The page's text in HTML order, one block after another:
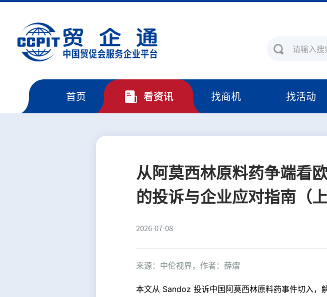
首页 看资讯 找商机 找活动
从阿莫西林原料药争端看
的投诉与企业应对指南（上
2026-07-08
来源： 中伦视界，作者：薛熠
本文从 Sandoz 投诉中国阿莫西林原料药事件切入，